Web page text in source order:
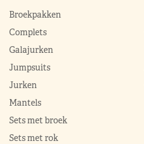
Broekpakken
Complets
Galajurken
Jumpsuits
Jurken
Mantels
Sets met broek
Sets met rok